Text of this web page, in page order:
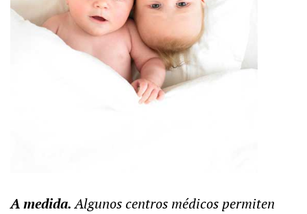
A medida.Algunos centros médicos permiten